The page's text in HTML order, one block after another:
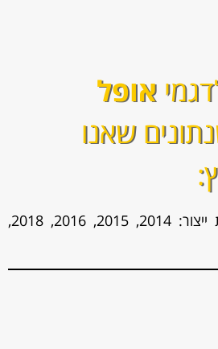
אופל
שאנו
אופל קסקדה 1.6 שנות ייצור: 2014, 2015, 2016, 2018,